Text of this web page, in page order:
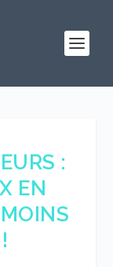
:
EN